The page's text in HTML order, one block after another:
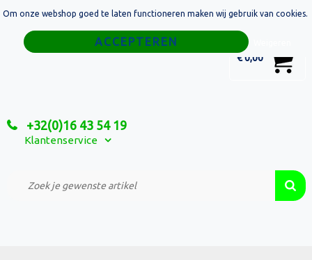
€ 0,00
+32(0)16 43 54 19
Klantenservice
Home
Relatiegeschenken
Custom Made Projecten
Om onze webshop goed te laten functioneren maken wij gebruik van cookies.